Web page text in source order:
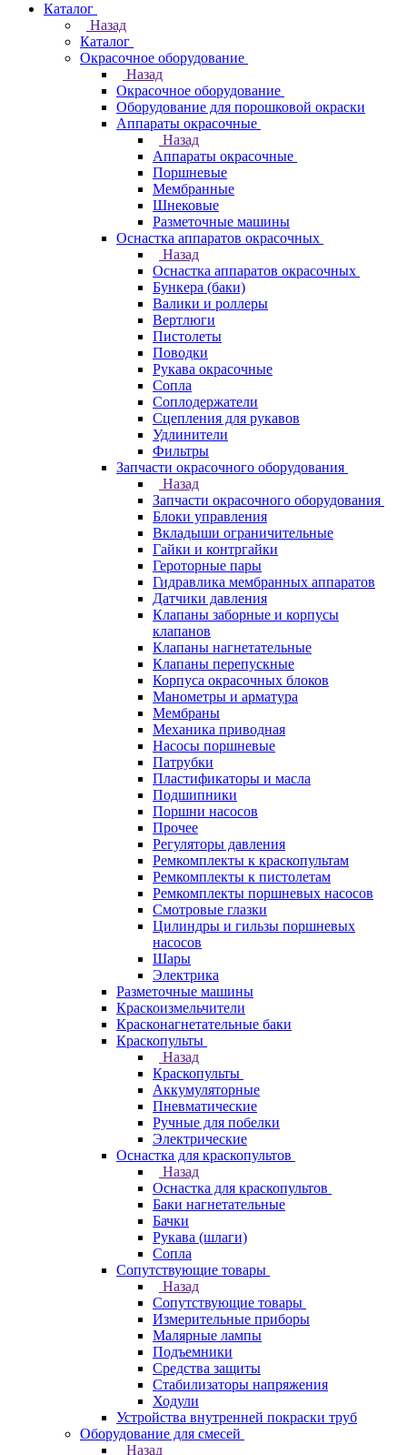
Каталог
Назад
Каталог
Окрасочное оборудование
Назад
Окрасочное оборудование
Оборудование для порошковой окраски
Аппараты окрасочные
Назад
Аппараты окрасочные
Поршневые
Мембранные
Шнековые
Разметочные машины
Оснастка аппаратов окрасочных
Назад
Оснастка аппаратов окрасочных
Бункера (баки)
Валики и роллеры
Вертлюги
Пистолеты
Поводки
Рукава окрасочные
Сопла
Соплодержатели
Сцепления для рукавов
Удлинители
Фильтры
Запчасти окрасочного оборудования
Назад
Запчасти окрасочного оборудования
Блоки управления
Вкладыши ограничительные
Гайки и контргайки
Героторные пары
Гидравлика мембранных аппаратов
Датчики давления
Клапаны заборные и корпусы
клапанов
Клапаны нагнетательные
Клапаны перепускные
Корпуса окрасочных блоков
Манометры и арматура
Мембраны
Механика приводная
Насосы поршневые
Патрубки
Пластификаторы и масла
Подшипники
Поршни насосов
Прочее
Регуляторы давления
Ремкомплекты к краскопультам
Ремкомплекты к пистолетам
Ремкомплекты поршневых насосов
Смотровые глазки
Цилиндры и гильзы поршневых
насосов
Шары
Электрика
Разметочные машины
Краскоизмельчители
Красконагнетательные баки
Краскопульты
Назад
Краскопульты
Аккумуляторные
Пневматические
Ручные для побелки
Электрические
Оснастка для краскопультов
Назад
Оснастка для краскопультов
Баки нагнетательные
Бачки
Рукава (шлаги)
Сопла
Сопутствующие товары
Назад
Сопутствующие товары
Измерительные приборы
Малярные лампы
Подъемники
Средства защиты
Стабилизаторы напряжения
Ходули
Устройства внутренней покраски труб
Оборудование для смесей
Назад